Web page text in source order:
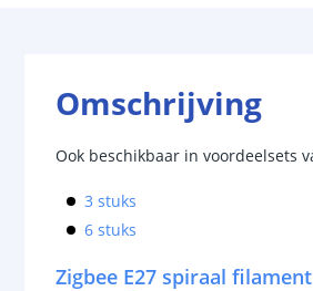
Omschrijving
Ook beschikbaar in voordeelsets
3 stuks
6 stuks
Zigbee E27 spiraal